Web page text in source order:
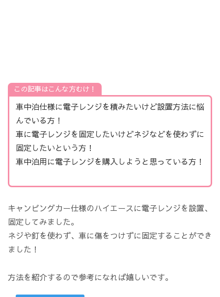
この記事はこんな方むけ！
車中泊仕様に電子レンジを積みたいけど設置方法に悩
んでいる方！
車に電子レンジを固定したいけどネジなどを使わずに
固定したいという方！
車中泊用に電子レンジを購入しようと思っている方！
キャンピングカー仕様のハイエースに電子レンジを設置、
固定してみました。
ネジや釘を使わず、車に傷をつけずに固定することができ
ました！
方法を紹介するので参考になれば嬉しいです。